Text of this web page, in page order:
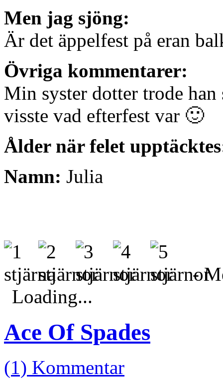
Men jag sjöng:
Är det äppelfest på eran
Övriga kommentarer:
Min syster dotter trode
visste vad efterfest var 🙂
Ålder när felet
Namn: Julia
-
Loading...
Ace Of Spades
(1) Kommentar